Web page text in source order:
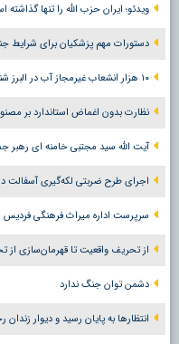
ویدئو؛ ایران حزب الله را تنها گذاشته
دستورات مهم پزشکیان برای شرایط
۱۰ هزار انشعاب غیرمجاز آب در البرز شناسایی شد
نظارت بدون اغماض استاندارد بر
آیت الله سید مجتبی خامنه ای رهبر
اجرای طرح ضربتی لکه‌گیری آسفالت
سرپرست اداره میراث فرهنگی
از تحریف واقعیت تا قهرمان‌سازی از
دشمن توان جنگ ندارد
انتظارها به پایان رسید و دیوار